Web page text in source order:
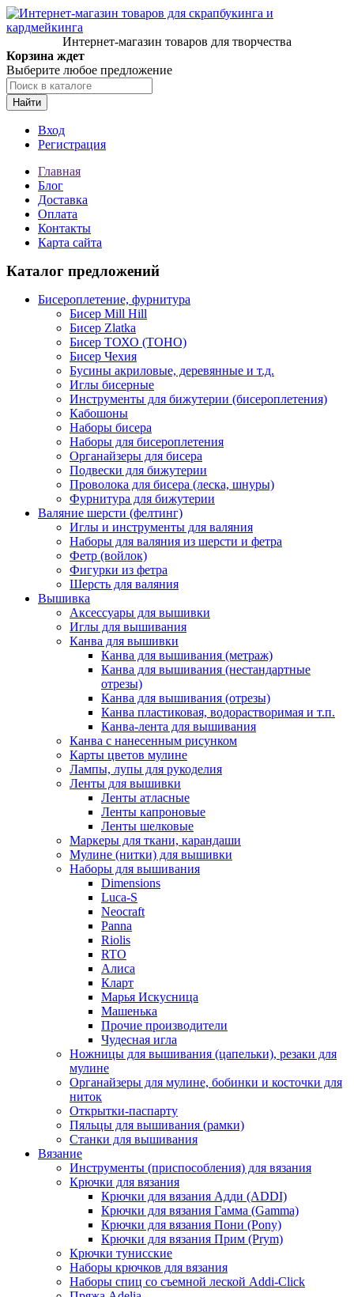
Интернет-магазин товаров для творчества
Корзина ждет
Выберите любое предложение
Найти
Вход
Регистрация
Главная
Блог
Доставка
Оплата
Контакты
Карта сайта
Каталог предложений
Бисероплетение, фурнитура
Бисер Mill Hill
Бисер Zlatka
Бисер ТОХО (TOHO)
Бисер Чехия
Бусины акриловые, деревянные и т.д.
Иглы бисерные
Инструменты для бижутерии (бисероплетения)
Кабошоны
Наборы бисера
Наборы для бисероплетения
Органайзеры для бисера
Подвески для бижутерии
Проволока для бисера (леска, шнуры)
Фурнитура для бижутерии
Валяние шерсти (фелтинг)
Иглы и инструменты для валяния
Наборы для валяния из шерсти и фетра
Фетр (войлок)
Фигурки из фетра
Шерсть для валяния
Вышивка
Аксессуары для вышивки
Иглы для вышивания
Канва для вышивки
Канва для вышивания (метраж)
Канва для вышивания (нестандартные
отрезы)
Канва для вышивания (отрезы)
Канва пластиковая, водорастворимая и т.п.
Канва-лента для вышивания
Канва с нанесенным рисунком
Карты цветов мулине
Лампы, лупы для рукоделия
Ленты для вышивки
Ленты атласные
Ленты капроновые
Ленты шелковые
Маркеры для ткани, карандаши
Мулине (нитки) для вышивки
Наборы для вышивания
Dimensions
Luca-S
Neocraft
Panna
Riolis
RTO
Алиса
Кларт
Марья Искусница
Машенька
Прочие производители
Чудесная игла
Ножницы для вышивания (цапельки), резаки для
мулине
Органайзеры для мулине, бобинки и косточки для
ниток
Открытки-паспарту
Пяльцы для вышивания (рамки)
Станки для вышивания
Вязание
Инструменты (приспособления) для вязания
Крючки для вязания
Крючки для вязания Адди (ADDI)
Крючки для вязания Гамма (Gamma)
Крючки для вязания Пони (Pony)
Крючки для вязания Прим (Prym)
Крючки тунисские
Наборы крючков для вязания
Наборы спиц со съемной леской Addi-Click